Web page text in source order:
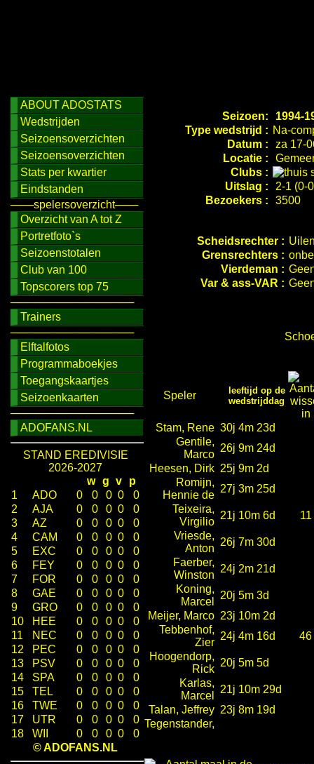
ABOUT ADOSTATS
Wedstrijden
Seizoensoverzichten
Seizoensoverzichten
Stats per kwartier
Eindstanden
───spelersoverzicht───
Overzicht van A tot Z
Portretfoto`s
Seizoenstotalen
Club van 100
Topscorers top 75
────────────────
Trainers
────────────────
Elftalfotos
Programmaboekjes
Toegangskaartjes
Seizoenkaarten
────────────────
ADOFANS.NL
STAND EREDIVISIE
2026-2027
w g v
p
1
ADO 0 0 0 0
0
2
AJA 0 0 0 0
0
3
AZ 0 0 0 0
0
4
CAM 0 0 0 0
0
5
EXC 0 0 0 0
0
6
FEY 0 0 0 0
0
7
FOR 0 0 0 0
0
8
GAE 0 0 0 0
0
9
GRO 0 0 0 0
0
10
HEE 0 0 0 0
0
11
NEC 0 0 0 0
0
12
PEC 0 0 0 0
0
13
PSV 0 0 0 0
0
14
SPA 0 0 0 0
0
15
TEL 0 0 0 0
0
16
TWE 0 0 0 0
0
17
UTR 0 0 0 0
0
18
WII 0 0 0 0
0
© ADOFANS.NL
Seizoen:
1994-
Type wedstrijd : Na-
Datum :
za 17-
Locatie :
Clubs :
Uitslag :
2-1 (0-
Bezoekers :
3500
Scheidsrechter :
Grensrechters :
Vierdeman :
Var & ass-VAR :
Speler
leeftijd op de
wedstrijddag
Stam, Rene 30j 4m 23d
Gentile,
Marco
26j 9m 24d
Heesen, Dirk 25j 9m 2d
Romijn,
Hennie de
27j 3m 25d
Teixeira,
Virgilio
21j 10m 6d
11
Vriesde,
Anton
26j 7m 30d
Faerber,
Winston
24j 2m 21d
Koning,
Marcel
20j 5m 3d
Meijer, Marco 23j 10m 2d
Tebbenhof,
Zier
24j 4m 16d
46
Hoogendorp,
Rick
20j 5m 5d
Karlas,
Marcel
21j 10m 29d
Talan, Jeffrey 23j 8m 19d
Tegenstander,